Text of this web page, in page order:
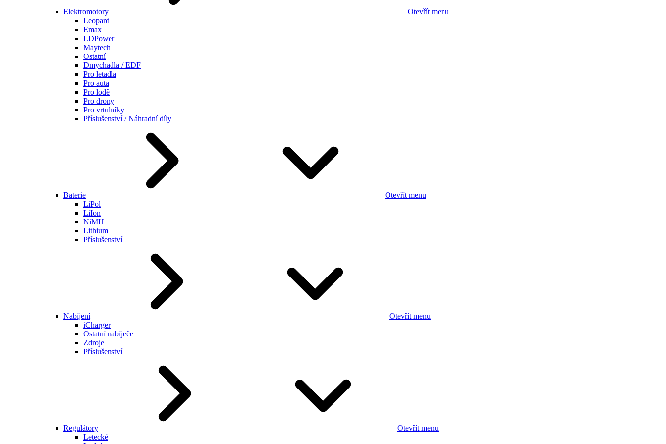
Elektromotory
Otevřít menu
Leopard
Emax
LDPower
Maytech
Ostatní
Dmychadla / EDF
Pro letadla
Pro auta
Pro lodě
Pro drony
Pro vrtulníky
Příslušenství / Náhradní díly
Baterie
Otevřít menu
LiPol
LiIon
NiMH
Lithium
Příslušenství
Nabíjení
Otevřít menu
iCharger
Ostatní nabíječe
Zdroje
Příslušenství
Regulátory
Otevřít menu
Letecké